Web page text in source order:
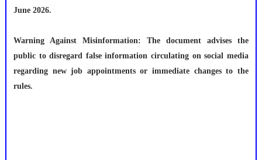
June 2026.
Warning Against Misinformation: The document advises the
public to disregard false information circulating on social media
regarding new job appointments or immediate changes to the
rules.